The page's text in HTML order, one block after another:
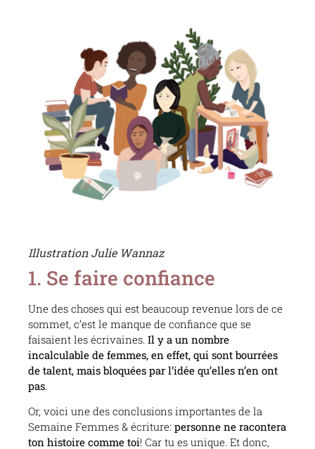
Illustration Julie Wannaz
1. Se faire confiance
Une des choses qui est beaucoup revenue lors de ce
sommet, c’est le manque de confiance que se
faisaient les écrivaines. Il y a un nombre
incalculable de femmes, en effet, qui sont bourrées
de talent, mais bloquées par l’idée qu’elles n’en ont
pas.
Or, voici une des conclusions importantes de la
Semaine Femmes & écriture: personne ne racontera
ton histoire comme toi! Car tu es unique. Et donc,